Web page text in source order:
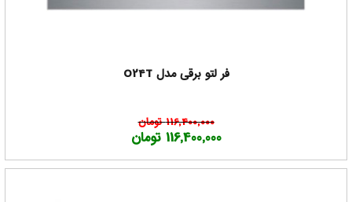
فر لتو برقی مدل O24T
116,400,000 تومان
116,400,000 تومان